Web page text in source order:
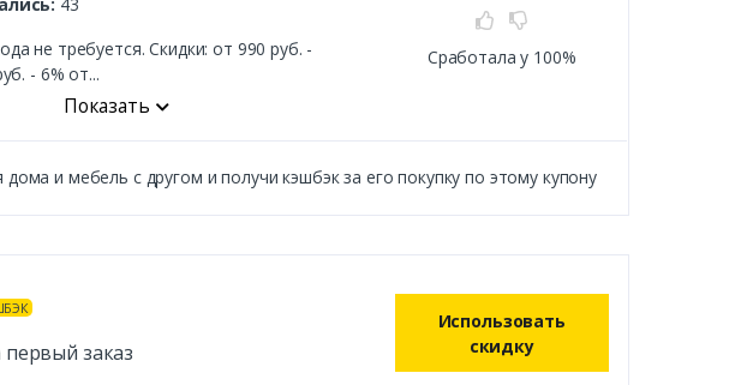
не требуется. Скидки: от 990 руб. -
- 6% от...
Показать
Сработала у 100%
и мебель с другом и получи кэшбэк за его покупку по этому купону
заказ
Использовать
скидку